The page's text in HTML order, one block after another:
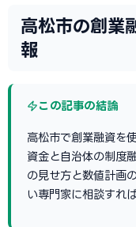
高松市の創業
報
この記事の結論
高松市で創業融資を
資金と自治体の制度
の見せ方と数値計画
い専門家に相談すれ